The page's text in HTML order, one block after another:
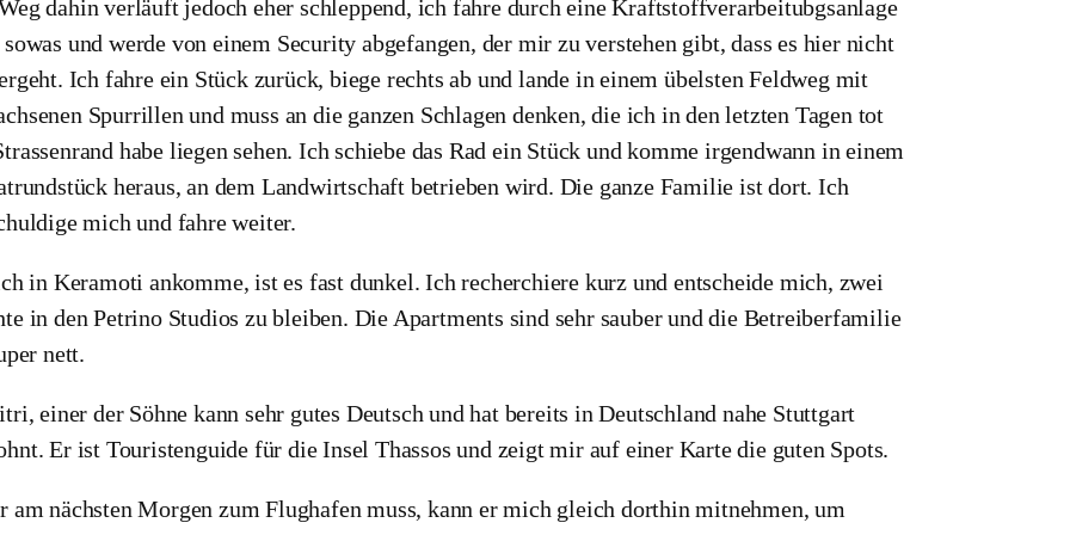
dahin verläuft jedoch eher schleppend, ich fahre durch eine Kraftstoffverarbeitubgsanlage
und werde von einem Security abgefangen, der mir zu verstehen gibt, dass es hier nicht
Ich fahre ein Stück zurück, biege rechts ab und lande in einem übelsten Feldweg mit
Spurrillen und muss an die ganzen Schlagen denken, die ich in den letzten Tagen tot
habe liegen sehen. Ich schiebe das Rad ein Stück und komme irgendwann in einem
heraus, an dem Landwirtschaft betrieben wird. Die ganze Familie ist dort. Ich
mich und fahre weiter.
in Keramoti ankomme, ist es fast dunkel. Ich recherchiere kurz und entscheide mich, zwei
in den Petrino Studios zu bleiben. Die Apartments sind sehr sauber und die Betreiberfamilie
nett.
einer der Söhne kann sehr gutes Deutsch und hat bereits in Deutschland nahe Stuttgart
Er ist Touristenguide für die Insel Thassos und zeigt mir auf einer Karte die guten Spots.
am nächsten Morgen zum Flughafen muss, kann er mich gleich dorthin mitnehmen, um